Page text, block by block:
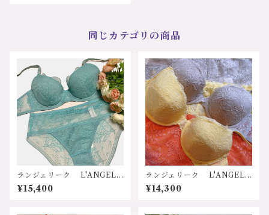
ス ラインが出ない ストレ
スフリー 20代 30代 40
い セクシー ヒップを包
む デイリー使用 グレー
イエロー レッド スタンダ
ードショーツ LIAH157 サイ
ズ：Mサイズ、Lサイズ カラ
ー：1.ライトグレー 2.レモン
イエロー 3.アプリコット 価
格：8800円（送料無料）
同じカテゴリの商品
ランジェリーク L'ANGELI
QUE ”PATHOS”シリーズ
日本 リバーレース 花柄
¥15,400
ランジェリーク L'ANGELI
QUE ”CAPRICHOSA"（気
まぐれな）日本 ストレッチ
¥14,300